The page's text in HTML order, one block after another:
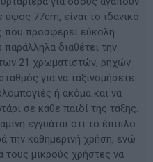
77cm, είναι το ιδανικό
που προσφέρει εύκολη
διαθέτει την
21 χρωματιστών, ρηχών
για να ταξινομήσετε
ή ακόμα και να
σε κάθε παιδί της τάξης.
εγγυάται ότι το έπιπλο
την καθημερινή χρήση, ενώ
τους μικρούς χρήστες να